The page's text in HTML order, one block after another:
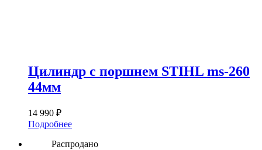
Цилиндр с поршнем STIHL ms-260
44мм
14 990 ₽
Подробнее
Распродано